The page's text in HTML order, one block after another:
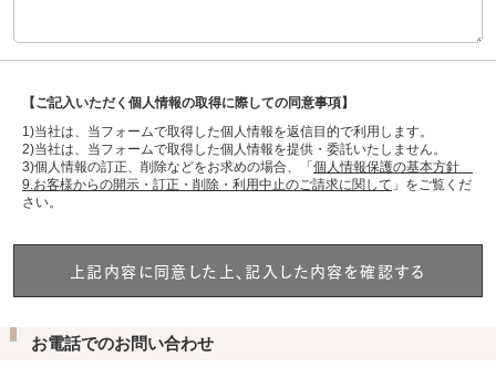
【ご記入いただく個人情報の取得に際しての同意事項】
1)当社は、当フォームで取得した個人情報を返信目的で利用します。
2)当社は、当フォームで取得した個人情報を提供・委託いたしません。
3)個人情報の訂正、削除などをお求めの場合、「 個人情報保護の基本方針
9.お客様からの開示・訂正・削除・利用中止のご請求に関して 」をご覧くだ
さい。
お電話でのお問い合わせ